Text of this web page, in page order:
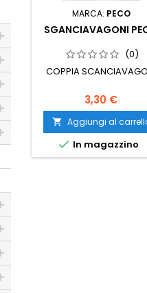
MARCA: PECO
SGANCIAVAGONI
(0)
COPPIA
3,30 €
 Aggiungi al
 In magazzino